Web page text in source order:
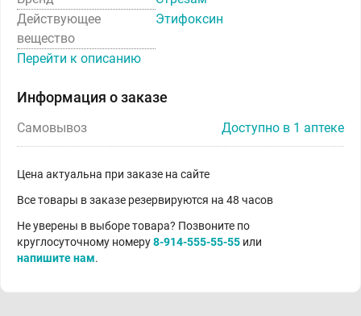
Действующее
вещество
Этифоксин
Перейти к описанию
Информация о заказе
Самовывоз Доступно в 1 аптеке
Цена актуальна при заказе на сайте
Все товары в заказе резервируются на 48 часов
Не уверены в выборе товара? Позвоните по
круглосуточному номеру8-914-555-55-55 или
напишите нам.